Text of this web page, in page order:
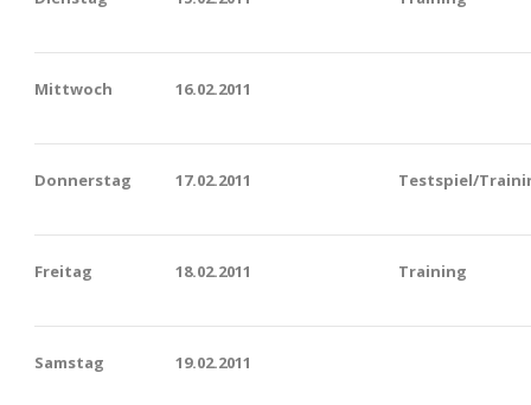
Mittwoch 16.02.2011
Donnerstag 17.02.2011 Testspiel/
Freitag 18.02.2011 Training
Samstag 19.02.2011